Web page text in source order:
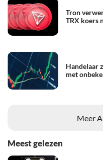
Tron
TRX koers
Handelaar
met
Meer
Meest gelezen